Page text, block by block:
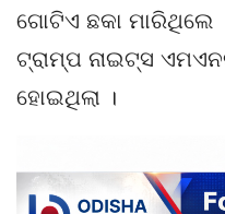
ଗୋଟିଏ ଛକା ମାରିଥିଲେ
ଟ୍ରାମ୍ପ ନାଇଟ୍ସ
ହୋଇଥିଲା ।